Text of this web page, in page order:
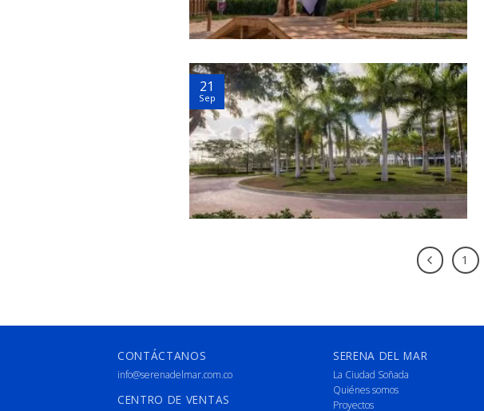
21
Sep
1
CONTÁCTANOS
info@serenadelmar.com.co
CENTRO DE VENTAS
SERENA DEL MAR
La Ciudad Soñada
Quiénes somos
Proyectos